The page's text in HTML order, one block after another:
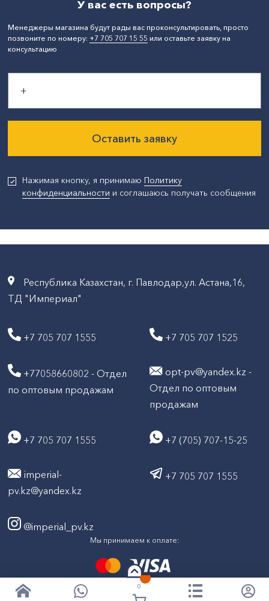
0
У вас есть вопросы?
Менеджеры магазина будут рады вас проконсультировать, просто
позвоните по номеру: +7 705 707 15 55 или оставьте заявку на
консультацию
Оставить заявку
Нажимая кнопку, я принимаю Политику
конфиденциальности и соглашаюсь получать сообщения
Республика Казахстан, г. Павлодар,ул. Астана,16,
ТД "Империал"
+7 705 707 1555 +7 705 707 1525
+77058660802 - Отдел
по оптовым продажам
opt-pv@yandex.kz -
Отдел по оптовым
продажам
+7 705 707 1555 +7 (705) 707-15-25
imperial-
pv.kz@yandex.kz
+7 705 707 1555
@imperial_pv.kz
Мы принимаем к оплате:
Все права защищены © ТД "Империал" 2020- 2026